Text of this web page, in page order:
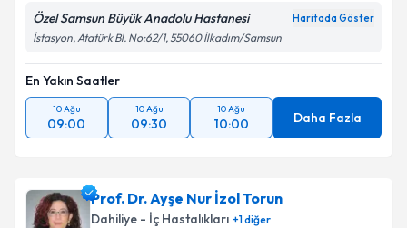
Özel Samsun Büyük Anadolu Hastanesi Haritada Göster
İstasyon, Atatürk Bl. No:62/1, 55060 İlkadım/Samsun
En Yakın Saatler
10 Ağu
09:00
10 Ağu
09:30
10 Ağu
10:00 Daha Fazla
Prof. Dr. Ayşe Nur İzol Torun
Dahiliye - İç Hastalıkları +1diğer